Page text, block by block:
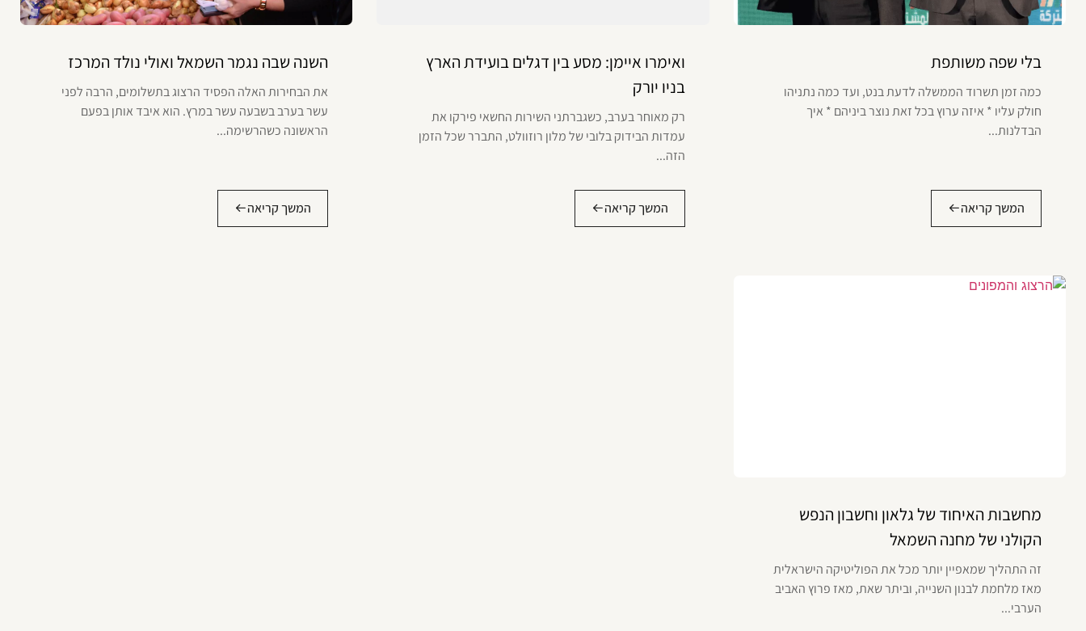
בלי שפה משותפת
כמה זמן תשרוד הממשלה לדעת בנט, ועד כמה נתניהו
חולק עליו * איזה ערוץ בכל זאת נוצר ביניהם * איך
הבדלנות...
המשך קריאה
ואימרו איימן: מסע בין דגלים בועידת הארץ
בניו יורק
רק מאוחר בערב, כשגברתני השירות החשאי פירקו את
עמדות הבידוק בלובי של מלון רוזוולט, התברר שכל הזמן
הזה...
המשך קריאה
השנה שבה נגמר השמאל ואולי נולד המרכז
את הבחירות האלה הפסיד הרצוג בתשלומים, הרבה לפני
עשר בערב בשבעה עשר במרץ. הוא איבד אותן בפעם
הראשונה כשהרשימה...
המשך קריאה
מחשבות האיחוד של גלאון וחשבון הנפש
הקולני של מחנה השמאל
זה התהליך שמאפיין יותר מכל את הפוליטיקה הישראלית
מאז מלחמת לבנון השנייה, וביתר שאת, מאז פרוץ האביב
הערבי...